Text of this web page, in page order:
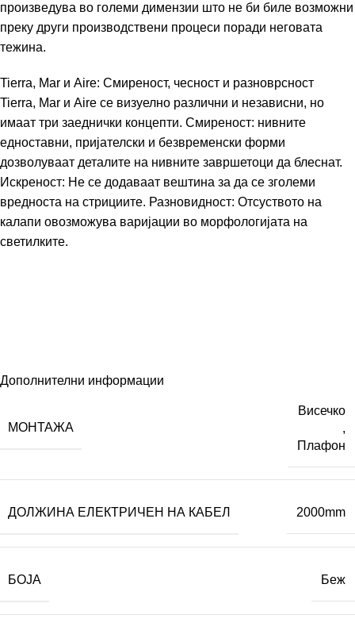
произведува во големи димензии што не би биле возможни
преку други производствени процеси поради неговата
тежина.
Tierra, Mar и Aire: Смиреност, чесност и разноврсност
Tierra, Mar и Aire се визуелно различни и независни, но
имаат три заеднички концепти. Смиреност: нивните
едноставни, пријателски и безвременски форми
дозволуваат деталите на нивните завршетоци да блеснат.
Искреност: Не се додаваат вештина за да се зголеми
вредноста на стрициите. Разновидност: Отсуството на
калапи овозможува варијации во морфологијата на
светилките.
Дополнителни информации
МОНТАЖА
Висечко
,
Плафон
ДОЛЖИНА ЕЛЕКТРИЧЕН НА КАБЕЛ 2000mm
БОЈА Беж